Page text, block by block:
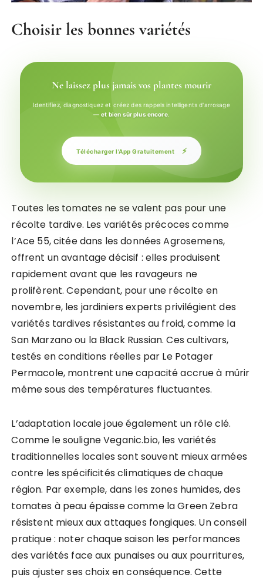
Choisir les bonnes variétés
Ne laissez plus jamais vos plantes mourir
Identifiez, diagnostiquez et créez des rappels intelligents d'arrosage
—et bien sûr plus encore.
Télécharger l'App Gratuitement ⚡
Toutes les tomates ne se valent pas pour une
récolte tardive. Les variétés précoces comme
l’Ace 55, citée dans les données Agrosemens,
offrent un avantage décisif : elles produisent
rapidement avant que les ravageurs ne
prolifèrent. Cependant, pour une récolte en
novembre, les jardiniers experts privilégient des
variétés tardives résistantes au froid, comme la
San Marzano ou la Black Russian. Ces cultivars,
testés en conditions réelles par Le Potager
Permacole, montrent une capacité accrue à mûrir
même sous des températures fluctuantes.
L’adaptation locale joue également un rôle clé.
Comme le souligne Veganic.bio, les variétés
traditionnelles locales sont souvent mieux armées
contre les spécificités climatiques de chaque
région. Par exemple, dans les zones humides, des
tomates à peau épaisse comme la Green Zebra
résistent mieux aux attaques fongiques. Un conseil
pratique : noter chaque saison les performances
des variétés face aux punaises ou aux pourritures,
puis ajuster ses choix en conséquence. Cette